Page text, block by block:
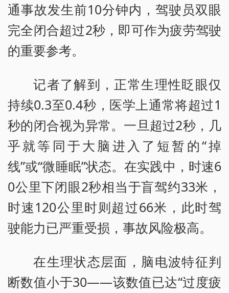
通事故发生前10分钟内，驾驶员双眼
完全闭合超过2秒，即可作为疲劳驾驶
的重要参考。
记者了解到，正常生理性眨眼仅
持续0.3至0.4秒，医学上通常将超过1
秒的闭合视为异常。一旦超过2秒，几
乎就等同于大脑进入了短暂的“掉
线”或“微睡眠”状态。在实践中，时速6
0公里下闭眼2秒相当于盲驾约33米，
时速120公里时则超过66米，此时驾
驶能力已严重受损，事故风险极高。
在生理状态层面，脑电波特征判
断数值小于30——该数值已达“过度疲